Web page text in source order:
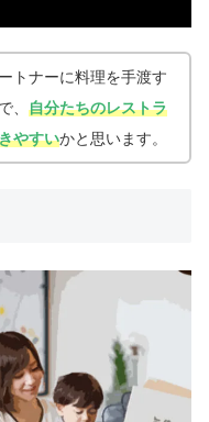
トナーに料理を手渡す
、 自分たちのレストラ
やすいかと思います。